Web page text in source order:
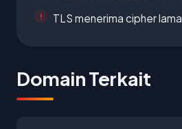
TLS menerima cipher lama
Domain Terkait